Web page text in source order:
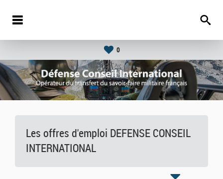
0
Les offres d'emploi DEFENSE CONSEIL
INTERNATIONAL